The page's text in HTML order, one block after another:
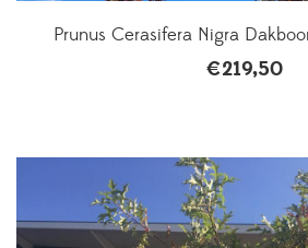
Prunus Cerasifera Nigra
€219,50